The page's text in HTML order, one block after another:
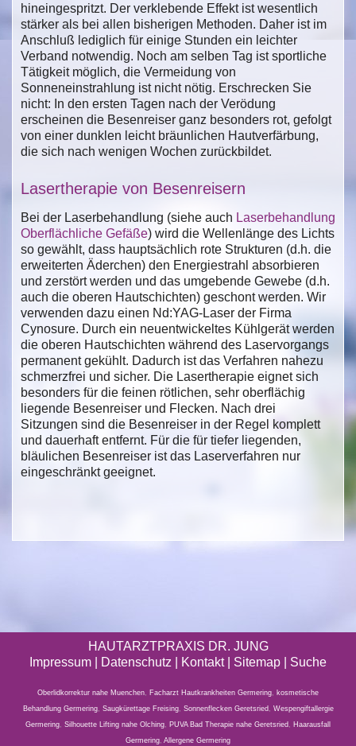
hineingespritzt. Der verklebende Effekt ist wesentlich
stärker als bei allen bisherigen Methoden. Daher ist im
Anschluß lediglich für einige Stunden ein leichter
Verband notwendig. Noch am selben Tag ist sportliche
Tätigkeit möglich, die Vermeidung von
Sonneneinstrahlung ist nicht nötig. Erschrecken Sie
nicht: In den ersten Tagen nach der Verödung
erscheinen die Besenreiser ganz besonders rot, gefolgt
von einer dunklen leicht bräunlichen Hautverfärbung,
die sich nach wenigen Wochen zurückbildet.
Lasertherapie von Besenreisern
Bei der Laserbehandlung (siehe auch Laserbehandlung
Oberflächliche Gefäße) wird die Wellenlänge des Lichts
so gewählt, dass hauptsächlich rote Strukturen (d.h. die
erweiterten Äderchen) den Energiestrahl absorbieren
und zerstört werden und das umgebende Gewebe (d.h.
auch die oberen Hautschichten) geschont werden. Wir
verwenden dazu einen Nd:YAG-Laser der Firma
Cynosure. Durch ein neuentwickeltes Kühlgerät werden
die oberen Hautschichten während des Laservorgangs
permanent gekühlt. Dadurch ist das Verfahren nahezu
schmerzfrei und sicher. Die Lasertherapie eignet sich
besonders für die feinen rötlichen, sehr oberflächig
liegende Besenreiser und Flecken. Nach drei
Sitzungen sind die Besenreiser in der Regel komplett
und dauerhaft entfernt. Für die für tiefer liegenden,
bläulichen Besenreiser ist das Laserverfahren nur
eingeschränkt geeignet.
HAUTARZTPRAXIS DR. JUNG
Impressum
Datenschutz | Kontakt | Sitemap Suche
Oberlidkorrektur nahe Muenchen, Facharzt Hautkrankheiten Germering, kosmetische
Behandlung Germering, Saugkürettage Freising, Sonnenflecken Geretsried , Wespengiftallergie
Germering, Silhouette Lifting nahe Olching, PUVA Bad Therapie nahe Geretsried , Haarausfall
Germering, Allergene Germering